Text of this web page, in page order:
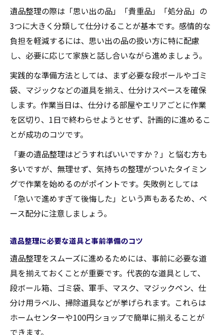
信頼できる遺品整理業者を見極めるポイン
ト
遺品整理でトラブルを回避するための注意
点
実体験に学ぶ安心の遺品整理進行術
見積もりから作業完了までの遺品整理の流
れ
遺品整理後のアフターフォロー活用法
遺品整理の際は「思い出の品」「貴重品」「処分品」の
3つに大きく分類して仕分けることが基本です。感情的な
負担を軽減するには、思い出の品の扱い方に特に配慮
し、必要に応じて家族と話し合いながら進めましょう。
実践的な準備方法としては、まず必要な段ボールやゴミ
袋、マジックなどの道具を揃え、仕分けスペースを確保
します。作業当日は、仕分ける部屋やエリアごとに作業
を区切り、1日で終わらせようとせず、計画的に進めるこ
とが成功のコツです。
「妻の遺品整理はどうすればいいですか？」と悩む方も
多いですが、無理せず、気持ちの整理がついたタイミン
グで作業を始めるのがポイントです。失敗例としては
「急いで進めすぎて後悔した」という声もあるため、ペ
ース配分に注意しましょう。
遺品整理に必要な道具と事前準備のコツ
遺品整理をスムーズに進めるためには、事前に必要な道
具を揃えておくことが重要です。代表的な道具として、
段ボール箱、ゴミ袋、軍手、マスク、マジックペン、仕
分け用ラベル、掃除道具などが挙げられます。これらは
ホームセンターや100円ショップで簡単に揃えることが
できます。